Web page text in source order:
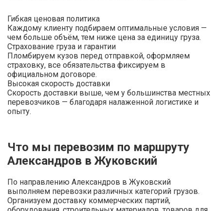
Гибкая ценовая политика
Каждому клиенту подбираем оптимальные условия —
чем больше объём, тем ниже цена за единицу груза.
Страхование груза и гарантии
Пломбируем кузов перед отправкой, оформляем
страховку, все обязательства фиксируем в
официальном договоре.
Высокая скорость доставки
Скорость доставки выше, чем у большинства местных
перевозчиков — благодаря налаженной логистике и
опыту.
Что мы перевозим по маршруту
Александров в Жуковский
По направлению Александров в Жуковский
выполняем перевозки различных категорий грузов.
Организуем доставку коммерческих партий,